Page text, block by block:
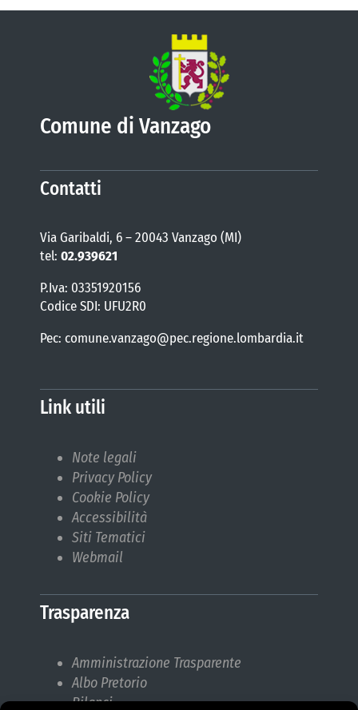
Comune di Vanzago
Contatti
Via Garibaldi, 6 – 20043 Vanzago (MI)
tel: 02.939621
P.Iva: 03351920156
Codice SDI: UFU2R0
Pec: comune.vanzago@pec.regione.lombardia.it
Link utili
Note legali
Privacy Policy
Cookie Policy
Accessibilità
Siti Tematici
Webmail
Trasparenza
Amministrazione Trasparente
Albo Pretorio
Bilanci